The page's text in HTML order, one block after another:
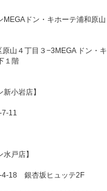
MEGAドン・キホーテ浦和原山
山４丁目３−3MEGA ドン・キ
１階
新小岩店】
7-11
戸店】
4-18 銀杏坂ヒュッテ2F